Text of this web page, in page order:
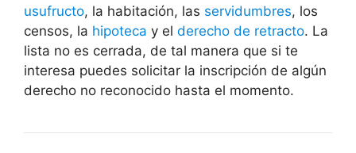
usufructo, la habitación, las servidumbres, los
censos, la hipoteca y el derecho de retracto. La
lista no es cerrada, de tal manera que si te
interesa puedes solicitar la inscripción de algún
derecho no reconocido hasta el momento.